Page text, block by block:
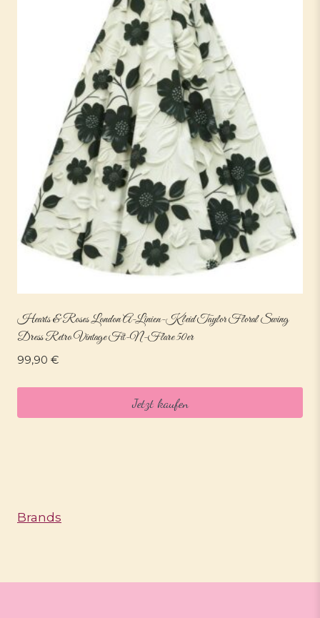
Hearts & Roses London A-Linien-Kleid Taylor Floral Swing
Dress Retro Vintage Fit-N-Flare 50er
99,90 €
Jetzt kaufen
Brands